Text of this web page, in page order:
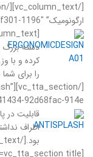
[vc_column_text]
دسته بزرگ
کرده و با
914e”][vc_column_text]
قابلیت در
اطراف